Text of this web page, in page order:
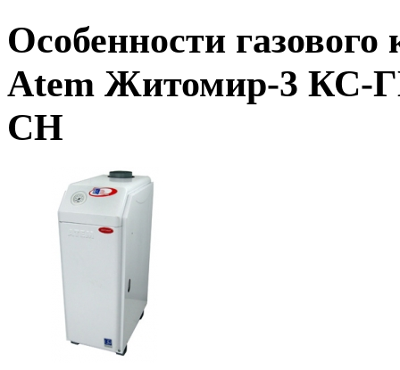
Особенности газового
Atem Житомир-3 КС-
СН